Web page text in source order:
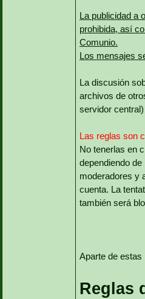
La publicidad a
prohibida, así
Comunio.
Los mensajes
La discusión
archivos de
servidor
Las reglas son
No tenerlas en
dependiendo
moderadores y
cuenta. La
también será
Aparte de estas
Reglas